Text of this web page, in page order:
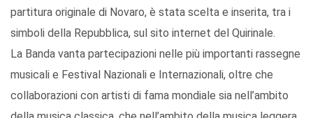
partitura originale di Novaro, è stata scelta e inserita, tra i
simboli della Repubblica, sul sito internet del Quirinale.
La Banda vanta partecipazioni nelle più importanti rassegne
musicali e Festival Nazionali e Internazionali, oltre che
collaborazioni con artisti di fama mondiale sia nell’ambito